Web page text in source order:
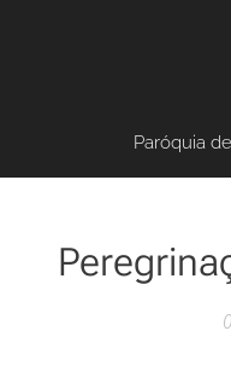
Paróquia de